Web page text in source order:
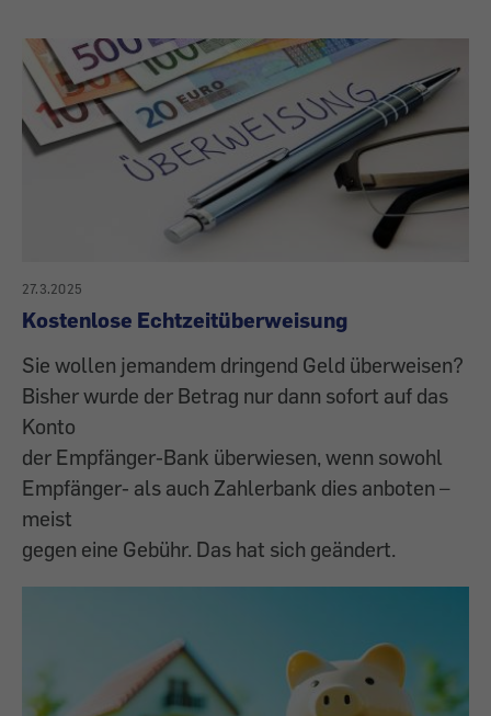
27.3.2025
Kostenlose Echtzeitüberweisung
Sie wollen jemandem dringend Geld überweisen?
Bisher wurde der Betrag nur dann sofort auf das
Konto
der Empfänger-Bank überwiesen, wenn sowohl
Empfänger- als auch Zahlerbank dies anboten –
meist
gegen eine Gebühr. Das hat sich geändert.